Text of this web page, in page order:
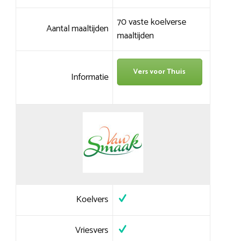
Aantal maaltijden 70 vaste koelverse
maaltijden
Informatie Vers voor Thuis
Koelvers
Vriesvers